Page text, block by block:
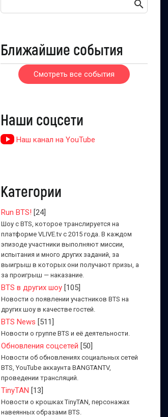
Ближайшие события
Смотреть все события
Наши соцсети
Наш канал на YouTube
Категории
Run BTS! [24]
Шоу с BTS, которое транслируется на
платформе VLIVE.tv с 2015 года. В каждом
эпизоде участники выполняют миссии,
испытания и много других заданий, за
выигрыш в которых они получают призы, а
за проигрыш — наказание.
BTS в других шоу [105]
Новости о появлении участников BTS на
других шоу в качестве гостей.
BTS News [511]
Новости о группе BTS и её деятельности.
Обновления соцсетей [50]
Новости об обновлениях социальных сетей
BTS, YouTube аккаунта BANGTANTV,
проведении трансляций.
TinyTAN [13]
Новости о крошках TinyTAN, персонажах
навеянных образами BTS.